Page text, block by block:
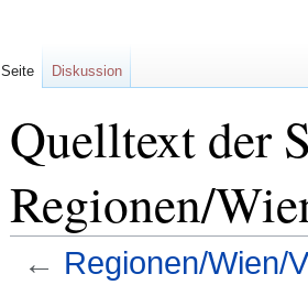
Quelltext der
Regionen/
← Regionen/Wien/
Seite Diskussion